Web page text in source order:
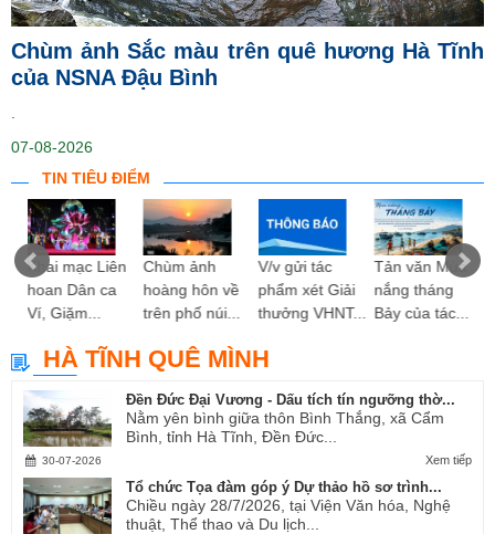
Chùm ảnh Sắc màu trên quê hương Hà Tĩnh
của NSNA Đậu Bình
07-08-2026
TIN TIÊU ĐIỂM
Khai mạc Liên
hoan Dân ca
Ví, Giặm...
Chùm ảnh
hoàng hôn về
trên phố núi...
V/v gửi tác
phẩm xét Giải
thưởng VHNT...
Tản văn Mùa
nắng tháng
Bảy của tác...
HÀ TĨNH QUÊ MÌNH
Đền Đức Đại Vương - Dấu tích tín ngưỡng thờ...
Nằm yên bình giữa thôn Bình Thắng, xã Cẩm
Bình, tỉnh Hà Tĩnh, Đền Đức...
Xem tiếp
30-07-2026
Tổ chức Tọa đàm góp ý Dự thảo hồ sơ trình...
Chiều ngày 28/7/2026, tại Viện Văn hóa, Nghệ
thuật, Thể thao và Du lịch...